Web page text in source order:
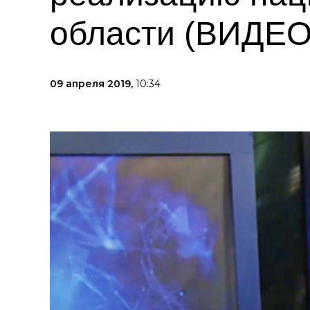
области
09 апреля 2019, 10:34